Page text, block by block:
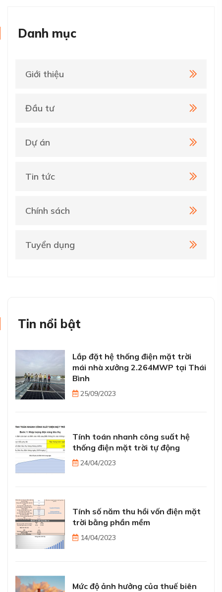
Danh mục
Giới thiệu
Đầu tư
Dự án
Tin tức
Chính sách
Tuyển dụng
Tin nổi bật
Lắp đặt hệ thống điện mặt trời
mái nhà xưởng 2.264MWP tại Thái
Bình
25/09/2023
Tính toán nhanh công suất hệ
thống điện mặt trời tự động
24/04/2023
Tính số năm thu hồi vốn điện mặt
trời bằng phần mềm
14/04/2023
Mức độ ảnh hưởng của thuế biên